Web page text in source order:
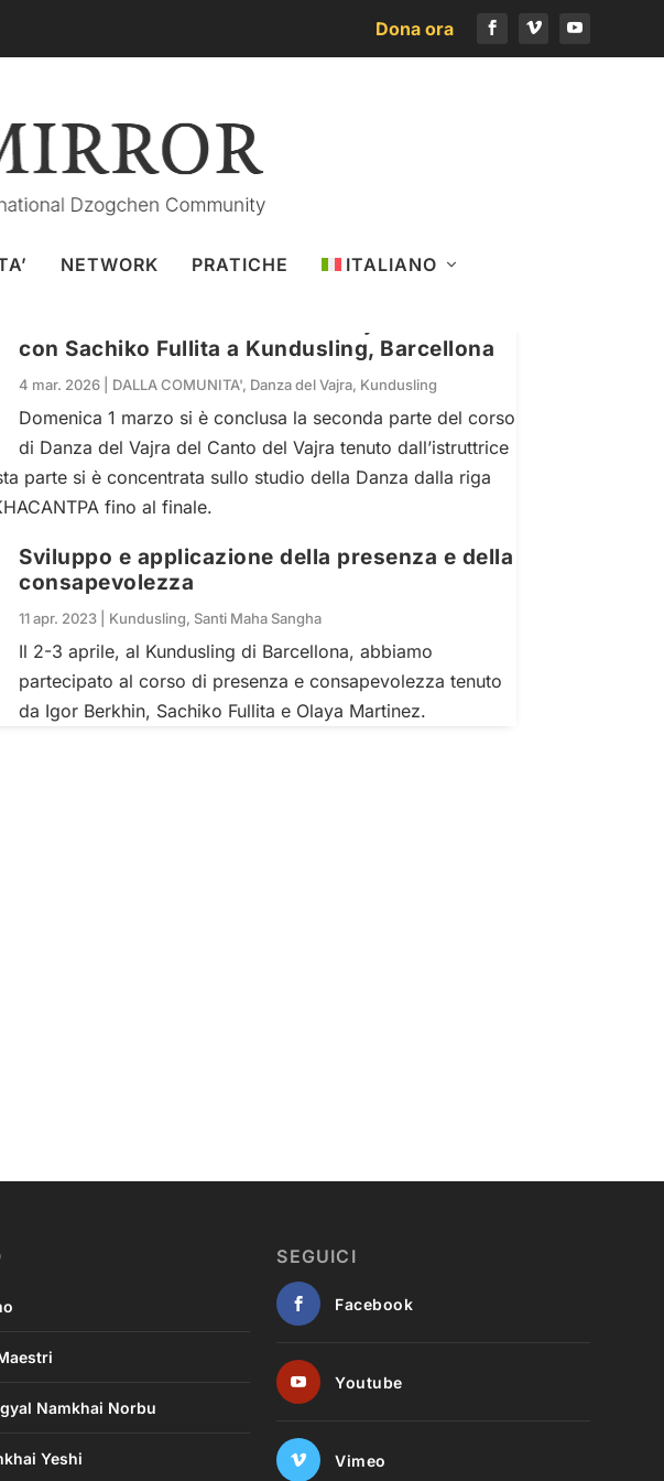
Dona ora
NETWORK PRATICHE ITALIANO
con Sachiko Fullita a Kundusling, Barcellona
4 mar. 2026 DALLA COMUNITA', Danza del Vajra, Kundusling
Domenica 1 marzo si è conclusa la seconda parte del corso
di Danza del Vajra del Canto del Vajra tenuto dall’istruttrice
parte si è concentrata sullo studio della Danza dalla riga
fino al finale.
Sviluppo e applicazione della presenza e della
consapevolezza
11 apr. 2023 Kundusling, Santi Maha Sangha
Il 2-3 aprile, al Kundusling di Barcellona, abbiamo
partecipato al corso di presenza e consapevolezza tenuto
da Igor Berkhin, Sachiko Fullita e Olaya Martinez.
Namkhai Norbu
Yeshi
SEGUICI
Facebook
Youtube
Vimeo